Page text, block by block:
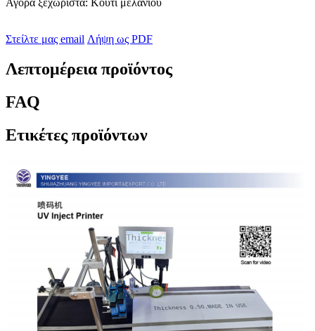
Αγορά ξεχωριστά: Κουτί μελανιού
Στείλτε μας email Λήψη ως PDF
Λεπτομέρεια προϊόντος
FAQ
Ετικέτες προϊόντων